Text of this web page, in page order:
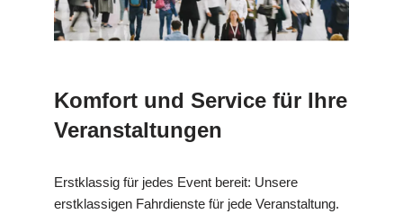
Komfort und Service für Ihre
Veranstaltungen
Erstklassig für jedes Event bereit: Unsere
erstklassigen Fahrdienste für jede Veranstaltung.